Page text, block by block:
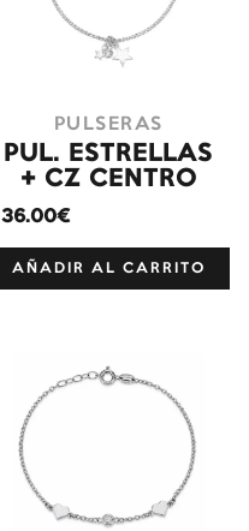
PULSERAS
PUL. ESTRELLAS
+ CZ CENTRO
36.00€
AÑADIR AL CARRITO